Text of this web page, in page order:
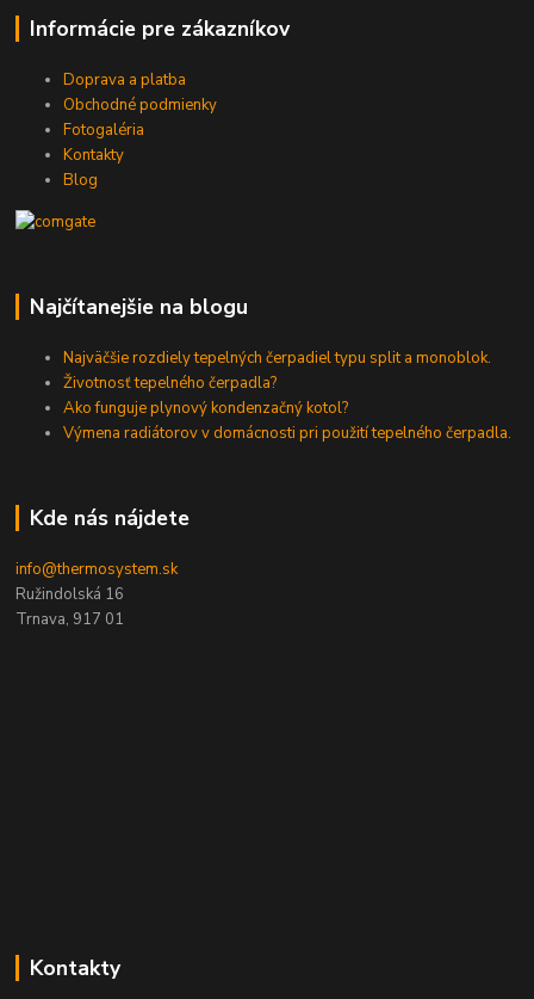
Informácie pre zákazníkov
Doprava a platba
Obchodné podmienky
Fotogaléria
Kontakty
Blog
Najčítanejšie na blogu
Najväčšie rozdiely tepelných čerpadiel typu split a monoblok.
Životnosť tepelného čerpadla?
Ako funguje plynový kondenzačný kotol?
Výmena radiátorov v domácnosti pri použití tepelného čerpadla.
Kde nás nájdete
info@thermosystem.sk
Ružindolská 16
Trnava, 917 01
Kontakty